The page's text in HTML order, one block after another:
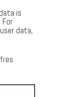
is
data,